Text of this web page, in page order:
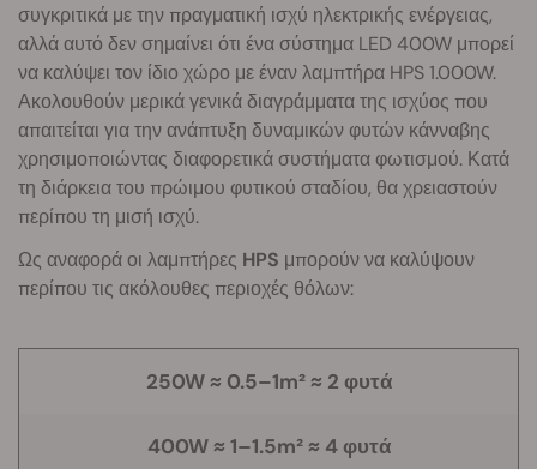
συγκριτικά με την πραγματική ισχύ ηλεκτρικής ενέργειας,
αλλά αυτό δεν σημαίνει ότι ένα σύστημα LED 400W μπορεί
να καλύψει τον ίδιο χώρο με έναν λαμπτήρα HPS 1.000W.
Ακολουθούν μερικά γενικά διαγράμματα της ισχύος που
απαιτείται για την ανάπτυξη δυναμικών φυτών κάνναβης
χρησιμοποιώντας διαφορετικά συστήματα φωτισμού. Κατά
τη διάρκεια του πρώιμου φυτικού σταδίου, θα χρειαστούν
περίπου τη μισή ισχύ.
Ως αναφορά οι λαμπτήρες HPS μπορούν να καλύψουν
περίπου τις ακόλουθες περιοχές θόλων:
250W ≈ 0.5–1m² ≈ 2 φυτά
400W ≈ 1–1.5m² ≈ 4 φυτά